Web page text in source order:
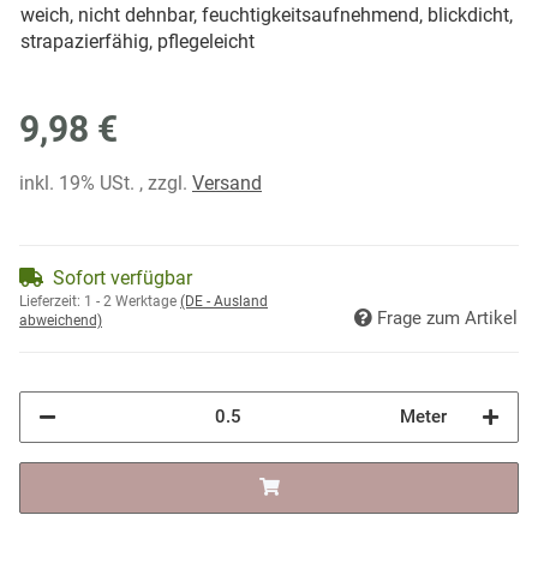
weich, nicht dehnbar, feuchtigkeitsaufnehmend, blickdicht,
strapazierfähig, pflegeleicht
9,98 €
inkl. 19% USt. , zzgl. Versand
Sofort verfügbar
Lieferzeit: 1 - 2 Werktage (DE - Ausland
abweichend)
Frage zum Artikel
Meter